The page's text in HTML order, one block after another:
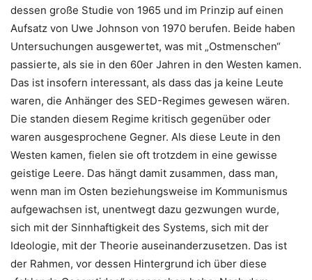
dessen große Studie von 1965 und im Prinzip auf einen
Aufsatz von Uwe Johnson von 1970 berufen. Beide haben
Untersuchungen ausgewertet, was mit „Ostmenschen“
passierte, als sie in den 60er Jahren in den Westen kamen.
Das ist insofern interessant, als dass das ja keine Leute
waren, die Anhänger des SED-Regimes gewesen wären.
Die standen diesem Regime kritisch gegenüber oder
waren ausgesprochene Gegner. Als diese Leute in den
Westen kamen, fielen sie oft trotzdem in eine gewisse
geistige Leere. Das hängt damit zusammen, dass man,
wenn man im Osten beziehungsweise im Kommunismus
aufgewachsen ist, unentwegt dazu gezwungen wurde,
sich mit der Sinnhaftigkeit des Systems, sich mit der
Ideologie, mit der Theorie auseinanderzusetzen. Das ist
der Rahmen, vor dessen Hintergrund ich über diese